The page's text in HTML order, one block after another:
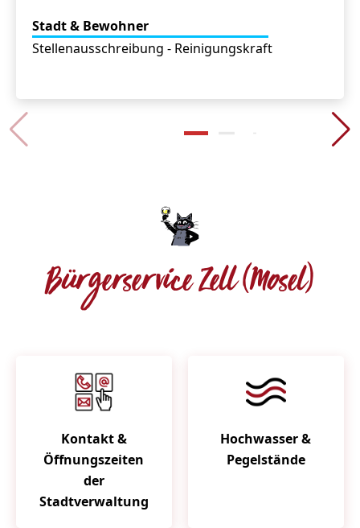
Stadt & Bewohner
Stellenausschreibung - Reinigungskraft
Bürgerservice Zell (Mosel)
Kontakt &
Öffnungszeiten
der
Stadtverwaltung
Hochwasser &
Pegelstände